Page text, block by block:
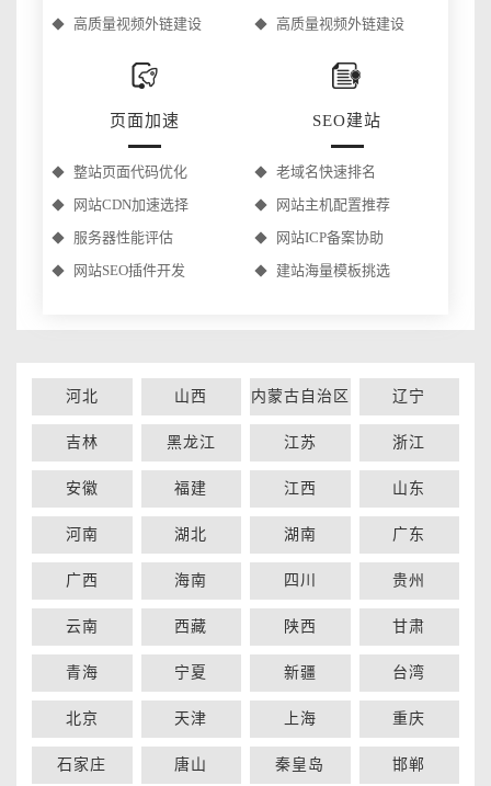
高质量视频外链建设
高质量视频外链建设
页面加速
整站页面代码优化
网站CDN加速选择
服务器性能评估
网站SEO插件开发
SEO建站
老域名快速排名
网站主机配置推荐
网站ICP备案协助
建站海量模板挑选
河北 山西 内蒙古自治区 辽宁
吉林 黑龙江 江苏 浙江
安徽 福建 江西 山东
河南 湖北 湖南 广东
广西 海南 四川 贵州
云南 西藏 陕西 甘肃
青海 宁夏 新疆 台湾
北京 天津 上海 重庆
石家庄 唐山 秦皇岛 邯郸